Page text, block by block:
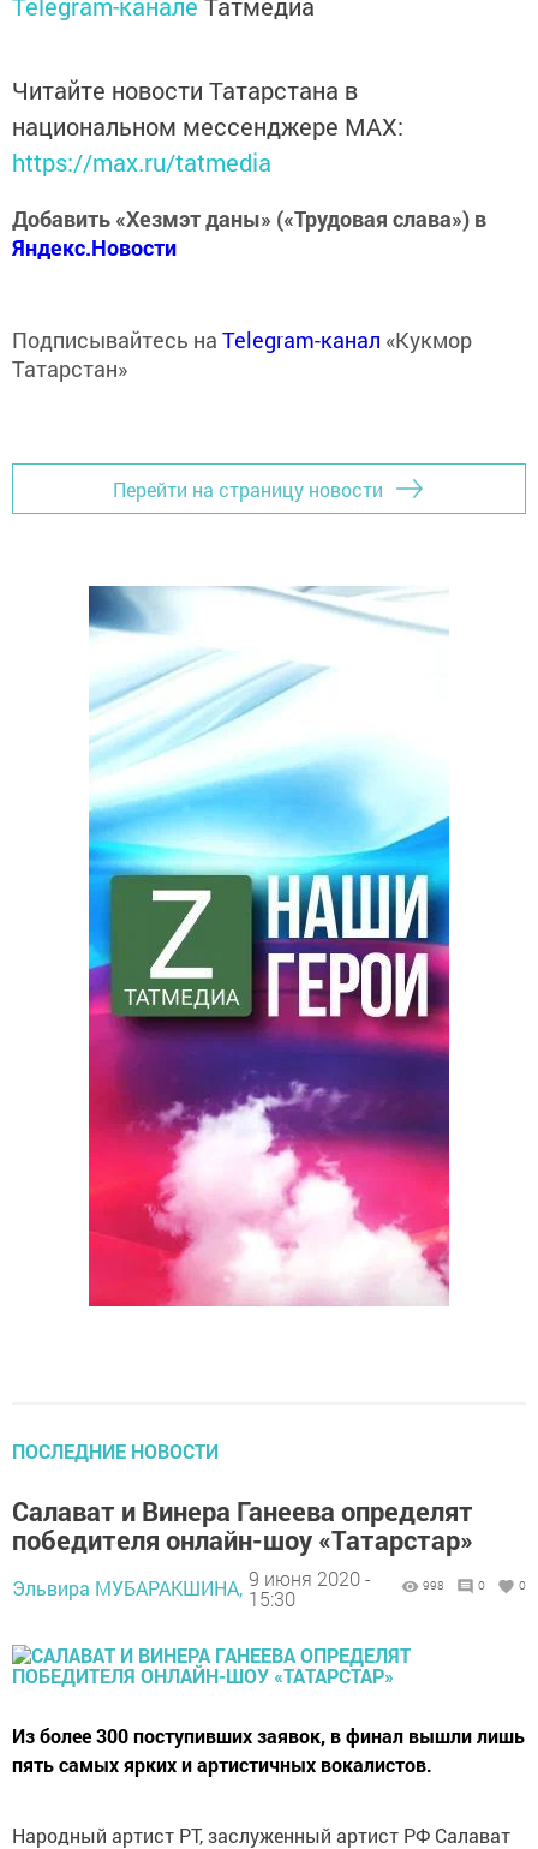
Читайте новости Татарстана в
национальном мессенджере MАХ:
https://max.ru/tatmedia
Добавить «Хезмэт даны» («Трудовая слава») в
Яндекс.Новости
Подписывайтесь на Telegram-канал «Кукмор
Татарстан»
Перейти на страницу новости
ПОСЛЕДНИЕ НОВОСТИ
Салават и Винера Ганеева определят
победителя онлайн-шоу «Татарстар»
Эльвира МУБАРАКШИНА, 9 июня 2020 -
15:30
998 0 0
Из более 300 поступивших заявок, в финал вышли лишь
пять самых ярких и артистичных вокалистов.
Народный артист РТ, заслуженный артист РФ Салават